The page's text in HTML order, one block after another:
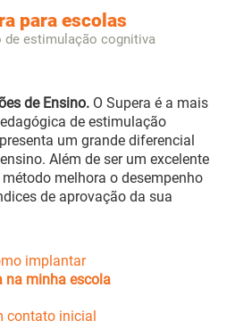
para escolas
de estimulação cognitiva
de Ensino. O Supera é a mais
de estimulação
um grande diferencial
Além de ser um excelente
melhora o desempenho
de aprovação da sua
implantar
na minha escola
contato inicial